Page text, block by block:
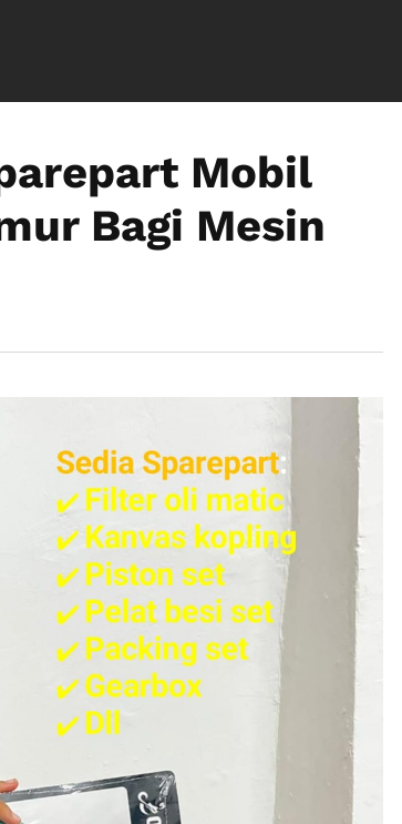
Mobil
Bagi Mesin